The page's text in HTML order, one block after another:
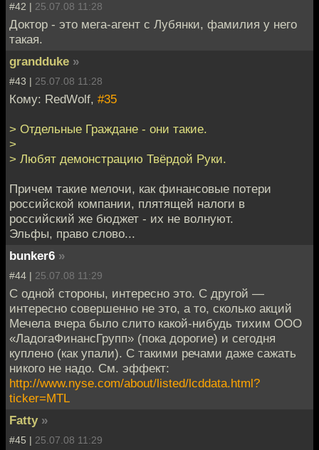
#42 | 25.07.08 11:28
Доктор - это мега-агент с Лубянки, фамилия у него
такая.
grandduke »
#43 | 25.07.08 11:28
Кому: RedWolf, #35
> Отдельные Граждане - они такие.
>
> Любят демонстрацию Твёрдой Руки.
Причем такие мелочи, как финансовые потери
российской компании, плятящей налоги в
российский же бюджет - их не волнуют.
Эльфы, право слово...
bunker6 »
#44 | 25.07.08 11:29
С одной стороны, интересно это. С другой —
интересно совершенно не это, а то, сколько акций
Мечела вчера было слито какой-нибудь тихим ООО
«ЛадогаФинансГрупп» (пока дорогие) и сегодня
куплено (как упали). С такими речами даже сажать
никого не надо. См. эффект:
http://www.nyse.com/about/listed/lcddata.html?
ticker=MTL
Fatty »
#45 | 25.07.08 11:29